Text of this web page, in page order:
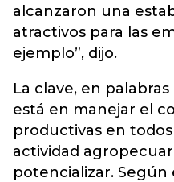
alcanzaron una
atractivos para las
ejemplo”, dijo.
La clave, en
está en manejar el
productivas en
actividad
potencializar.